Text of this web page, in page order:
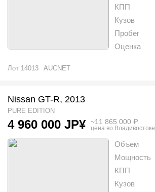
КПП
Кузов
Пробег
Оценка
Лот 14013 AUCNET
Nissan GT-R, 2013
PURE EDITION
4 960 000 JP¥ ~11 865 000 ₽
цена во Владивостоке
Объем
Мощность
КПП
Кузов